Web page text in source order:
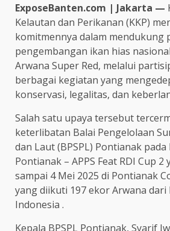
ExposeBanten.com | Jakarta —
Kelautan dan Perikanan (KKP)
komitmennya dalam mendukung
pengembangan ikan hias
Arwana Super Red, melalui
berbagai kegiatan yang
konservasi, legalitas, dan
Salah satu upaya tersebut
keterlibatan Balai Pengelolaan
dan Laut (BPSPL) Pontianak
Pontianak – APPS Feat RDI Cup 2
sampai 4 Mei 2025 di Pontianak
yang diikuti 197 ekor Arwana
Indonesia .
Kepala BPSPL Pontianak, Syarif